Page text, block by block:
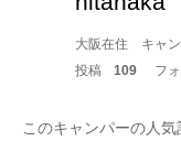
大阪在住 キャン
投稿
109 フ
このキャンパーの人気